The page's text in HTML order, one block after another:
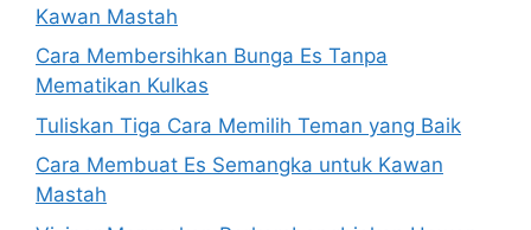
Kawan Mastah
Cara Membersihkan Bunga Es Tanpa
Mematikan Kulkas
Tuliskan Tiga Cara Memilih Teman yang Baik
Cara Membuat Es Semangka untuk Kawan
Mastah